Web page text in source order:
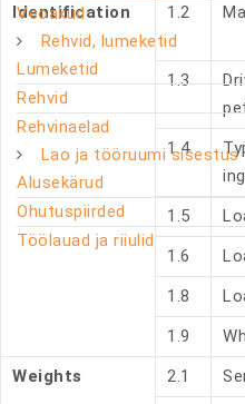
Veoakud
Rehvid, lumeketid
Lumeketid
Rehvid
Rehvinaelad
Lao ja tööruumi sisestus
Alusekärud
Ohutuspiirded
Töölauad ja riiulid
Identification 1.2
1.3
1.4
1.5
1.6
1.8
1.9
Weights
2.1